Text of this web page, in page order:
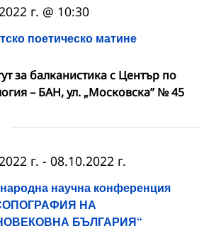
поетическо матине
г. @ 10:30
за балканистика с Център по
– БАН, ул. „Московска” № 45
научна конференция
НА
БЪЛГАРИЯ“
г. - 08.10.2022 г.